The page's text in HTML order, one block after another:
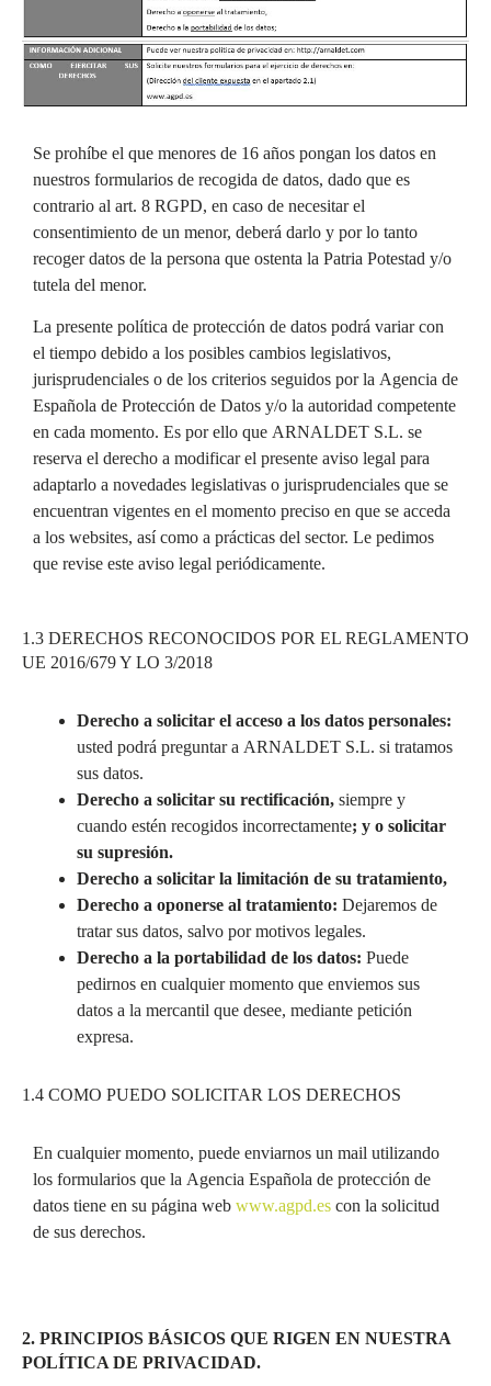
Se prohíbe el que menores de 16 años pongan los datos en
nuestros formularios de recogida de datos, dado que es
contrario al art. 8 RGPD, en caso de necesitar el
consentimiento de un menor, deberá darlo y por lo tanto
recoger datos de la persona que ostenta la Patria Potestad y/o
tutela del menor.
La presente política de protección de datos podrá variar con
el tiempo debido a los posibles cambios legislativos,
jurisprudenciales o de los criterios seguidos por la Agencia de
Española de Protección de Datos y/o la autoridad competente
en cada momento. Es por ello que ARNALDET S.L. se
reserva el derecho a modificar el presente aviso legal para
adaptarlo a novedades legislativas o jurisprudenciales que se
encuentran vigentes en el momento preciso en que se acceda
a los websites, así como a prácticas del sector. Le pedimos
que revise este aviso legal periódicamente.
1.3 DERECHOS RECONOCIDOS POR EL REGLAMENTO
UE 2016/679 Y LO 3/2018
Derecho a solicitar el acceso a los datos personales:
usted podrá preguntar a ARNALDET S.L. si tratamos
sus datos.
Derecho a solicitar su rectificación, siempre y
cuando estén recogidos incorrectamente; y o solicitar
su supresión.
Derecho a solicitar la limitación de su tratamiento,
Derecho a oponerse al tratamiento: Dejaremos de
tratar sus datos, salvo por motivos legales.
Derecho a la portabilidad de los datos: Puede
pedirnos en cualquier momento que enviemos sus
datos a la mercantil que desee, mediante petición
expresa.
1.4 COMO PUEDO SOLICITAR LOS DERECHOS
En cualquier momento, puede enviarnos un mail utilizando
los formularios que la Agencia Española de protección de
datos tiene en su página web www.agpd.es con la solicitud
de sus derechos.
2. PRINCIPIOS BÁSICOS QUE RIGEN EN NUESTRA
POLÍTICA DE PRIVACIDAD.